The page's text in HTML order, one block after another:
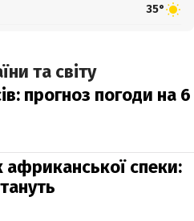
35°
та світу
прогноз погоди на 6
африканської спеки: